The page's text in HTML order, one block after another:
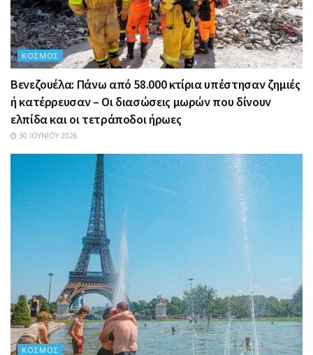
ΚΌΣΜΟΣ
Βενεζουέλα: Πάνω από 58.000 κτίρια υπέστησαν ζημιές
ή κατέρρευσαν – Οι διασώσεις μωρών που δίνουν
ελπίδα και οι τετράποδοι ήρωες
30 ΙΟΥΝΊΟΥ 2026
ΚΌΣΜΟΣ